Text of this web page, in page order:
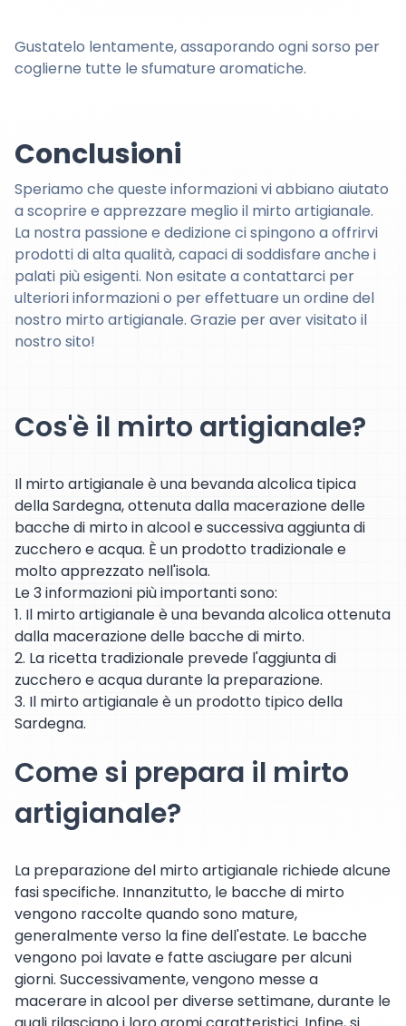
Gustatelo lentamente, assaporando ogni sorso per
coglierne tutte le sfumature aromatiche.
Conclusioni
Speriamo che queste informazioni vi abbiano aiutato
a scoprire e apprezzare meglio il mirto artigianale.
La nostra passione e dedizione ci spingono a offrirvi
prodotti di alta qualità, capaci di soddisfare anche i
palati più esigenti. Non esitate a contattarci per
ulteriori informazioni o per effettuare un ordine del
nostro mirto artigianale. Grazie per aver visitato il
nostro sito!
Cos'è il mirto artigianale?
Il mirto artigianale è una bevanda alcolica tipica
della Sardegna, ottenuta dalla macerazione delle
bacche di mirto in alcool e successiva aggiunta di
zucchero e acqua. È un prodotto tradizionale e
molto apprezzato nell'isola.
Le 3 informazioni più importanti sono:
1. Il mirto artigianale è una bevanda alcolica ottenuta
dalla macerazione delle bacche di mirto.
2. La ricetta tradizionale prevede l'aggiunta di
zucchero e acqua durante la preparazione.
3. Il mirto artigianale è un prodotto tipico della
Sardegna.
Come si prepara il mirto
artigianale?
La preparazione del mirto artigianale richiede alcune
fasi specifiche. Innanzitutto, le bacche di mirto
vengono raccolte quando sono mature,
generalmente verso la fine dell'estate. Le bacche
vengono poi lavate e fatte asciugare per alcuni
giorni. Successivamente, vengono messe a
macerare in alcool per diverse settimane, durante le